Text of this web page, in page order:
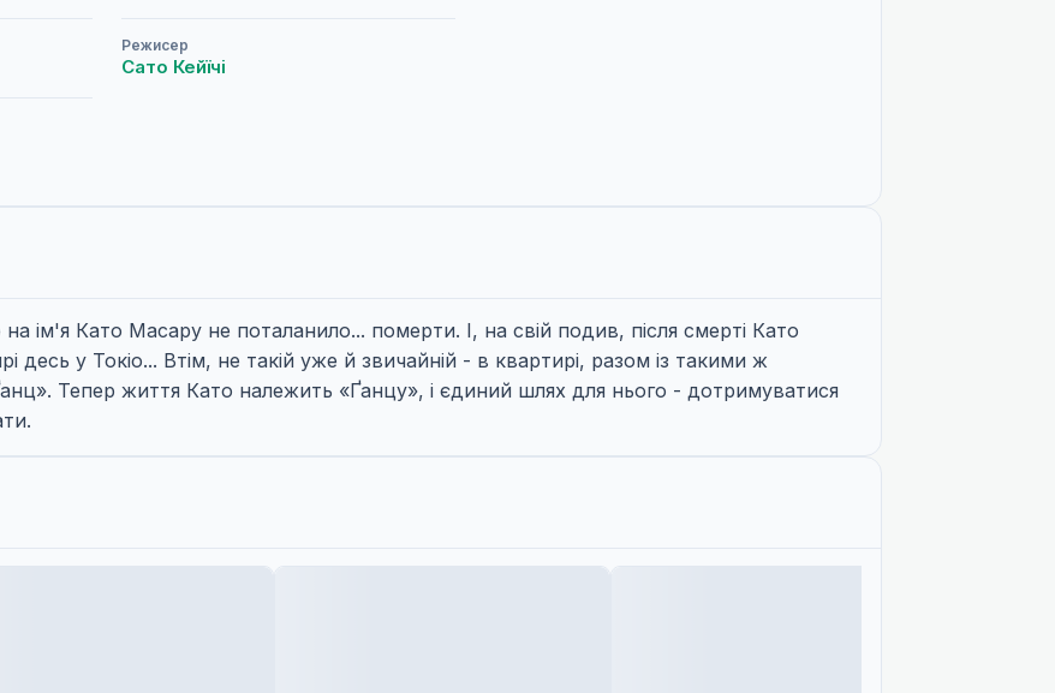
Режисер
Сато Кейїчі
ім'я Като Масару не поталанило... померти. І, на свій подив, після смерті Като
десь у Токіо... Втім, не такій уже й звичайній - в квартирі, разом із такими ж
Тепер життя Като належить «Ґанцу», і єдиний шлях для нього - дотримуватися